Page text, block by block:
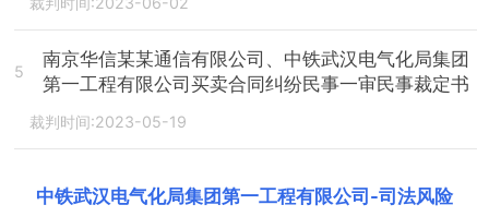
5
南京华信某某通信有限公司、中铁武汉电气化局集团
第一工程有限公司买卖合同纠纷民事一审民事裁定书
裁判时间:2023-05-19
中铁武汉电气化局集团第一工程有限公司 -司法风险